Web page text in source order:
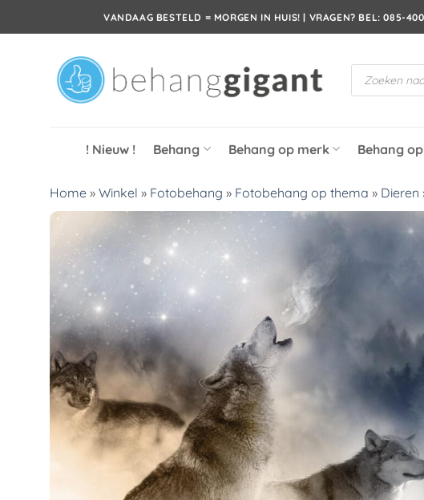
VANDAAG BESTELD = MORGEN IN HUIS! | VRAGEN? BEL: 085-
Producten
zoeken
! Nieuw ! Behang Behang op merk Behang
Home » Winkel » Fotobehang » Fotobehang op thema » Dieren